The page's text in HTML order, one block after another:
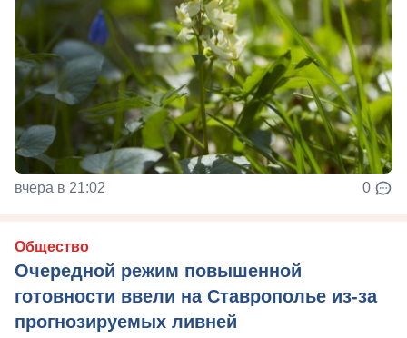
вчера в 21:02 0
Общество
Очередной режим повышенной
готовности ввели на Ставрополье из-за
прогнозируемых ливней